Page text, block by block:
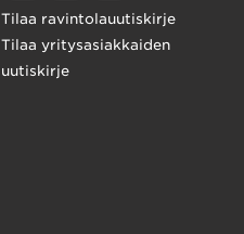
Tilaa ravintolauutiskirje
Tilaa yritysasiakkaiden
uutiskirje